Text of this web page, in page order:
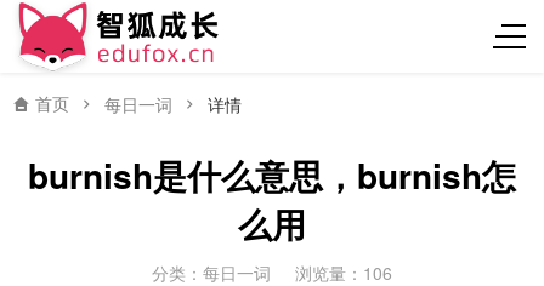
首页 每日一词 详情
burnish是什么意思，burnish怎
么用
分类： 每日一词 浏览量：106